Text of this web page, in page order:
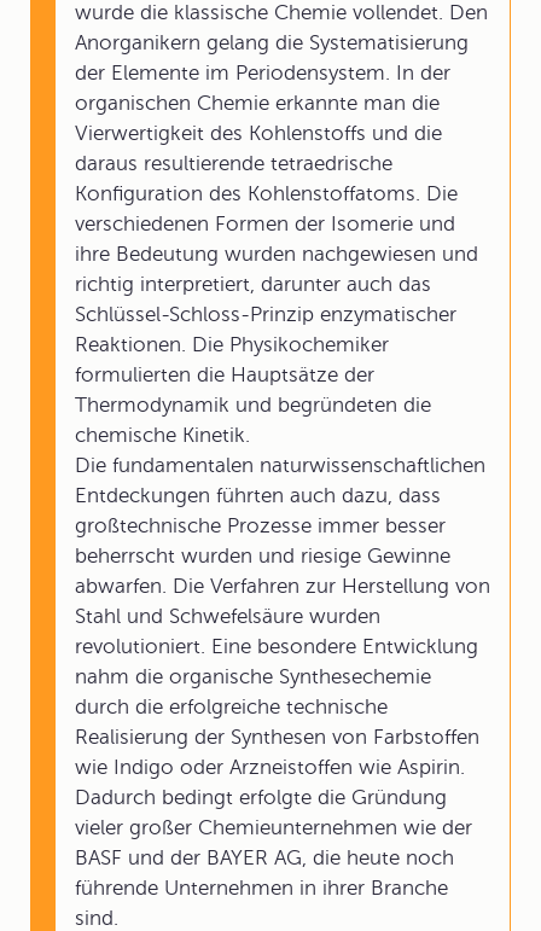
wurde die klassische Chemie vollendet. Den
Anorganikern gelang die Systematisierung
der Elemente im Periodensystem. In der
organischen Chemie erkannte man die
Vierwertigkeit des Kohlenstoffs und die
daraus resultierende tetraedrische
Konfiguration des Kohlenstoffatoms. Die
verschiedenen Formen der Isomerie und
ihre Bedeutung wurden nachgewiesen und
richtig interpretiert, darunter auch das
Schlüssel-Schloss-Prinzip enzymatischer
Reaktionen. Die Physikochemiker
formulierten die Hauptsätze der
Thermodynamik und begründeten die
chemische Kinetik.
Die fundamentalen naturwissenschaftlichen
Entdeckungen führten auch dazu, dass
großtechnische Prozesse immer besser
beherrscht wurden und riesige Gewinne
abwarfen. Die Verfahren zur Herstellung von
Stahl und Schwefelsäure wurden
revolutioniert. Eine besondere Entwicklung
nahm die organische Synthesechemie
durch die erfolgreiche technische
Realisierung der Synthesen von Farbstoffen
wie Indigo oder Arzneistoffen wie Aspirin.
Dadurch bedingt erfolgte die Gründung
vieler großer Chemieunternehmen wie der
BASF und der BAYER AG, die heute noch
führende Unternehmen in ihrer Branche
sind.